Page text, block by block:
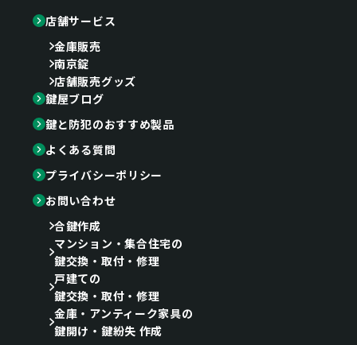
店舗サービス
金庫販売
南京錠
店舗販売グッズ
鍵屋ブログ
鍵と防犯のおすすめ製品
よくある質問
プライバシーポリシー
お問い合わせ
合鍵作成
マンション・集合住宅の
鍵交換・取付・修理
戸建ての
鍵交換・取付・修理
金庫・アンティーク家具の
鍵開け・鍵紛失 作成